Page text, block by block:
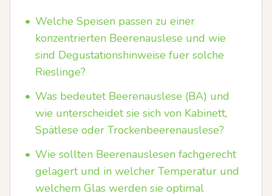
• Welche Speisen passen zu einer
konzentrierten Beerenauslese und wie
sind Degustationshinweise fuer solche
Rieslinge?
• Was bedeutet Beerenauslese (BA) und
wie unterscheidet sie sich von Kabinett,
Spätlese oder Trockenbeerenauslese?
• Wie sollten Beerenauslesen fachgerecht
gelagert und in welcher Temperatur und
welchem Glas werden sie optimal